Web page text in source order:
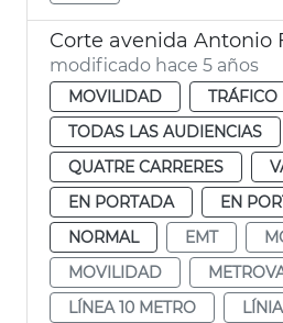
Corte avenida Antonio
modificado hace 5 años
MOVILIDAD
TRÁFICO
TODAS LAS AUDIENCIAS
QUATRE CARRERES
EN PORTADA
EN
NORMAL
EMT
MOVILIDAD
LÍNEA 10 METRO